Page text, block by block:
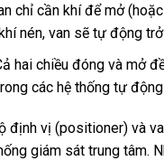
chỉ cần khí để mở
nén, van sẽ tự động
hai chiều đóng và mở
các hệ thống tự động
định vị (positioner) và
giám sát trung tâm.